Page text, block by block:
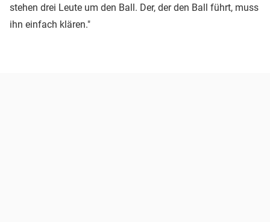
stehen drei Leute um den Ball. Der, der den Ball führt, muss
ihn einfach klären."